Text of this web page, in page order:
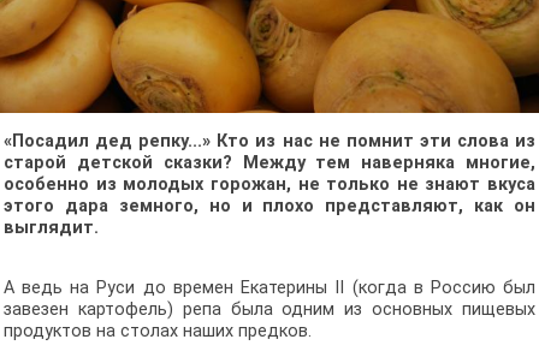
«Посадил дед репку...» Кто из нас не помнит эти слова из
старой детской сказки? Между тем наверняка многие,
особенно из молодых горожан, не только не знают вкуса
этого дара земного, но и плохо представляют, как он
выглядит.
А ведь на Руси до времен Екатерины II (когда в Россию был
завезен картофель) репа была одним из основных пищевых
продуктов на столах наших предков.